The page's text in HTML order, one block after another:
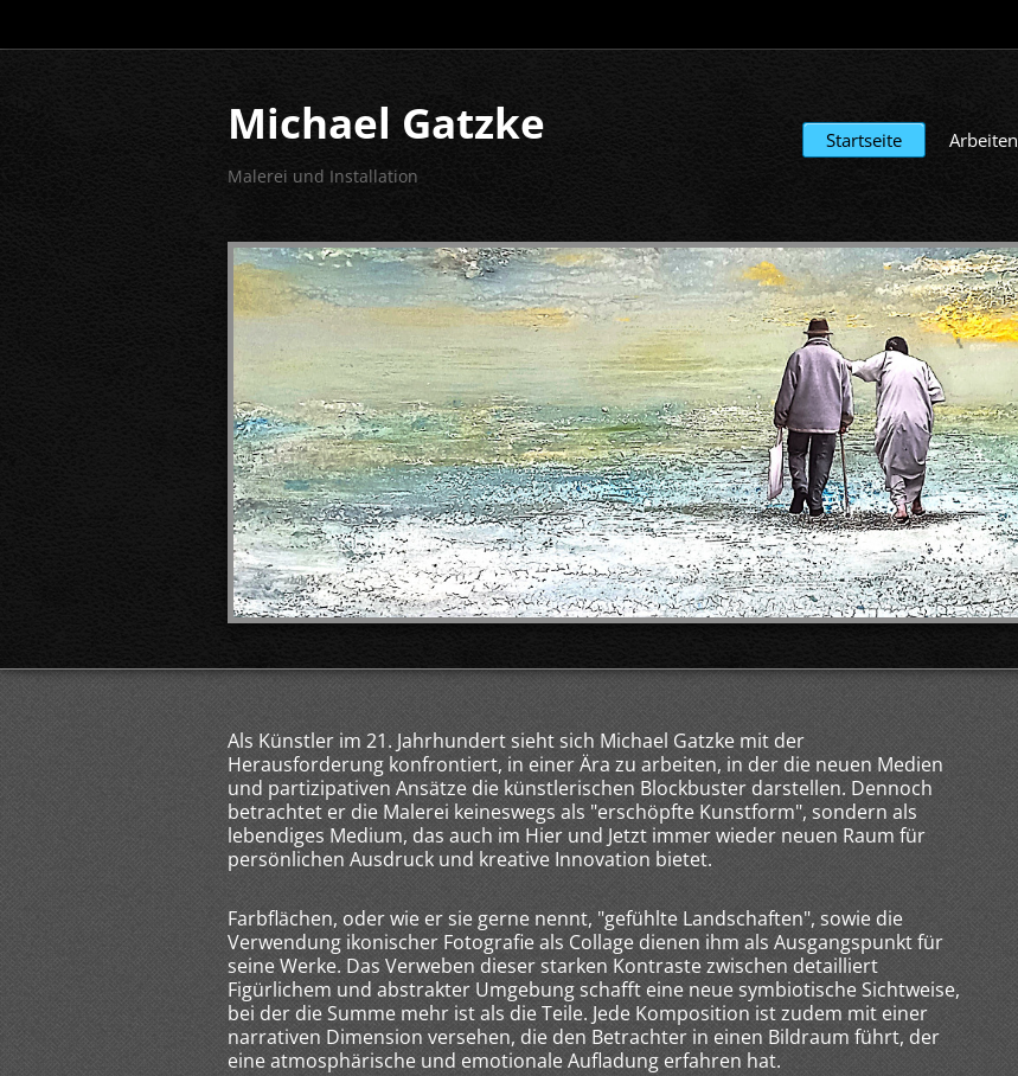
Michael Gatzke
Malerei und Installation
Startseite Arbeiten
Als Künstler im 21. Jahrhundert sieht sich Michael Gatzke mit der
Herausforderung konfrontiert, in einer Ära zu arbeiten, in der die neuen Medien
und partizipativen Ansätze die künstlerischen Blockbuster darstellen. Dennoch
betrachtet er die Malerei keineswegs als "erschöpfte Kunstform", sondern als
lebendiges Medium, das auch im Hier und Jetzt immer wieder neuen Raum für
persönlichen Ausdruck und kreative Innovation bietet.
Farbflächen, oder wie er sie gerne nennt, "gefühlte Landschaften", sowie die
Verwendung ikonischer Fotografie als Collage dienen ihm als Ausgangspunkt für
seine Werke. Das Verweben dieser starken Kontraste zwischen detailliert
Figürlichem und abstrakter Umgebung schafft eine neue symbiotische Sichtweise,
bei der die Summe mehr ist als die Teile. Jede Komposition ist zudem mit einer
narrativen Dimension versehen, die den Betrachter in einen Bildraum führt, der
eine atmosphärische und emotionale Aufladung erfahren hat.